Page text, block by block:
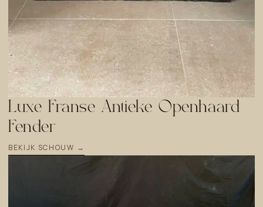
Luxe Franse Antieke Openhaard
Fender
BEKIJK SCHOUW →